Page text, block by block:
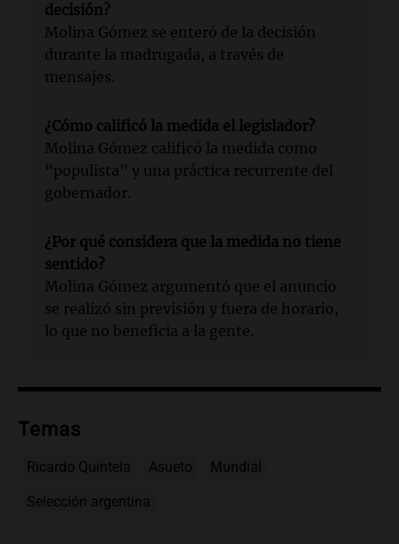
decisión?
Molina Gómez se enteró de la decisión
durante la madrugada, a través de
mensajes.
¿Cómo calificó la medida el legislador?
Molina Gómez calificó la medida como
“populista” y una práctica recurrente del
gobernador.
¿Por qué considera que la medida no tiene
sentido?
Molina Gómez argumentó que el anuncio
se realizó sin previsión y fuera de horario,
lo que no beneficia a la gente.
Temas
Ricardo Quintela Asueto Mundial
Selección argentina